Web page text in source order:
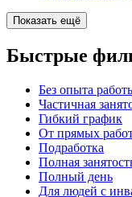
Показать ещё
Быстрые
Без опыта
Частичная
Гибкий график
От прямых
Подработка
Полная
Полный день
Для людей с